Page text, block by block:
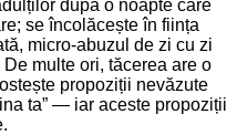
după o noapte care
se încolăcește în ființa
micro-abuzul de zi cu zi
De multe ori, tăcerea are o
propoziții nevăzute
ta” — iar aceste propoziții